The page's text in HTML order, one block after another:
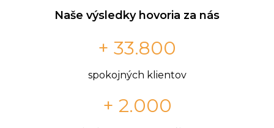
Naše výsledky hovoria za nás
+ 33.800
spokojných klientov
+ 2.000